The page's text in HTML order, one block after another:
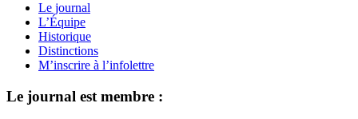
Le journal
L’Équipe
Historique
Distinctions
M’inscrire à l’infolettre
Le journal est membre :